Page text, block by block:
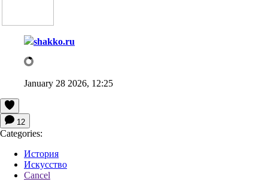
shakko.ru
January 28 2026, 12:25
12
Categories:
История
Искусство
Cancel